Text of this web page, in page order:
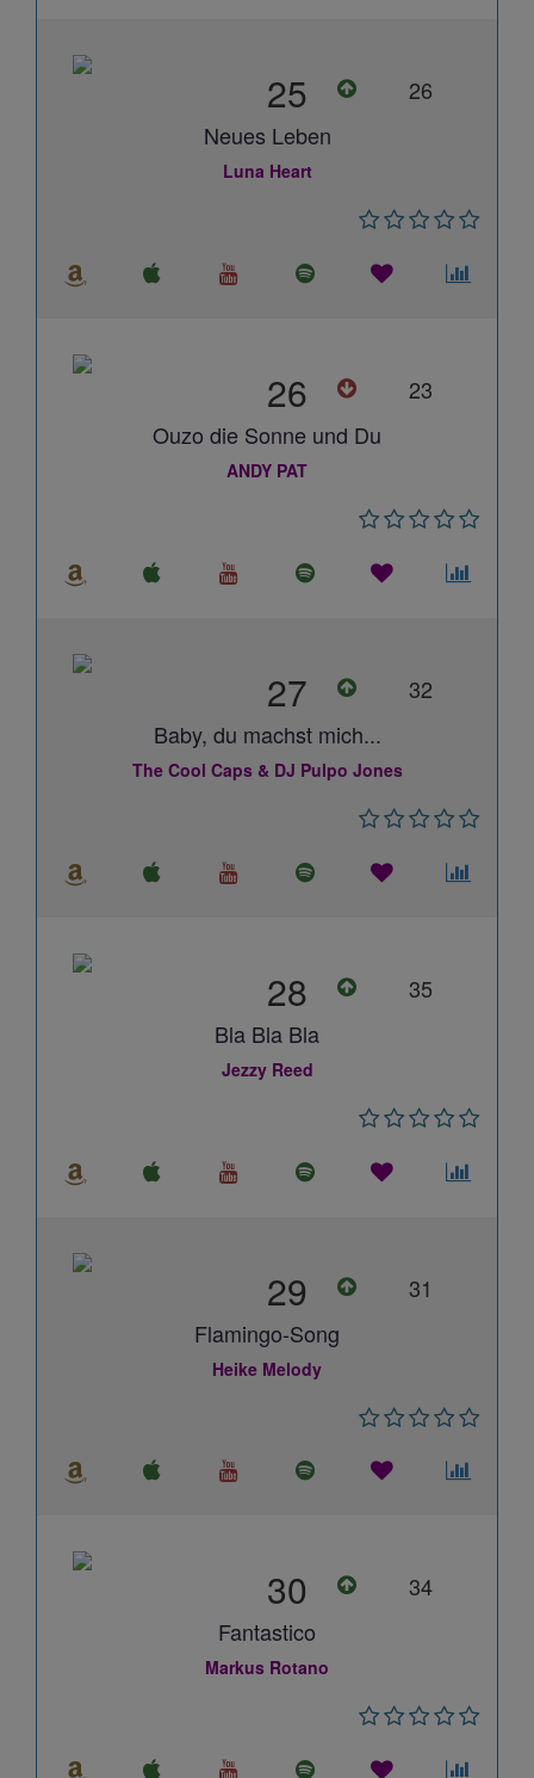
25
26
Neues Leben
Luna Heart
26
23
Ouzo die Sonne und Du
ANDY PAT
27
32
Baby, du machst mich...
The Cool Caps & DJ Pulpo Jones
28
35
Bla Bla Bla
Jezzy Reed
29
31
Flamingo-Song
Heike Melody
30
34
Fantastico
Markus Rotano